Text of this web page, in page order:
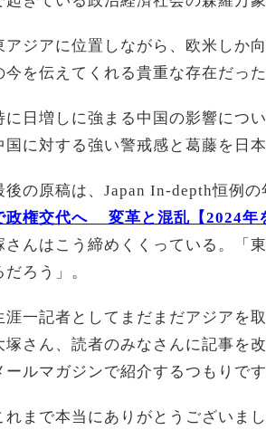
アジアに位置しながら、欧米しか
今を伝えてくれる貴重な存在だった
に日増しに強まる中国の影響につ
国に対する強い警戒感と葛藤を日
後の原稿は、Japan In-depth恒例の
政権交代へ 変革と混乱【2024年
さんはこう締めくくっている。「
だろう」。
涯一記者としてまだまだアジアを
塚さん、読者のみなさんに記事を
ールマガジンで紹介するつもりです
れまで本当にありがとうございま